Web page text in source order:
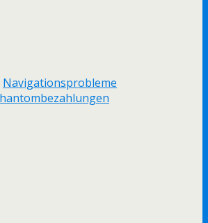
Navigationsprobleme